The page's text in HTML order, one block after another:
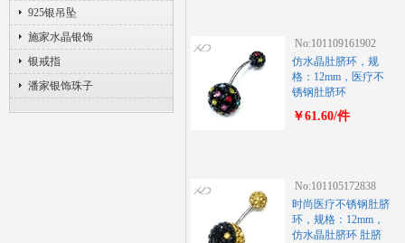
925银吊坠
施家水晶银饰
银戒指
潘家银饰珠子
No:101109161902
仿水晶肚脐环，规
格：12mm，医疗不
锈钢肚脐环
￥61.60/件
No:101105172838
时尚医疗不锈钢肚脐
环，规格：12mm，
仿水晶肚脐环 肚脐